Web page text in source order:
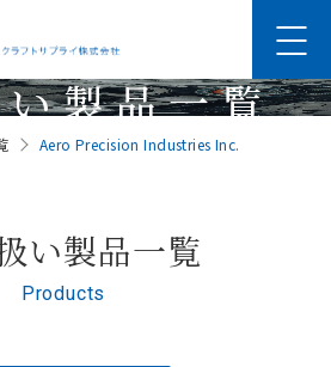
製品一覧
Aero Precision Industries Inc.
い製品一覧
Products